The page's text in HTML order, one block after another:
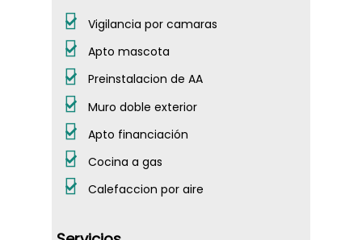
Vigilancia por camaras
Apto mascota
Preinstalacion de AA
Muro doble exterior
Apto financiación
Cocina a gas
Calefaccion por aire